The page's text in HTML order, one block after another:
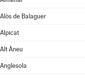
Alòs de Balaguer
Alpicat
Alt Àneu
Anglesola